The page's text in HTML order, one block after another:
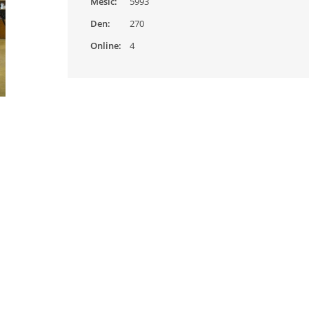
Online: 4
Den:
270